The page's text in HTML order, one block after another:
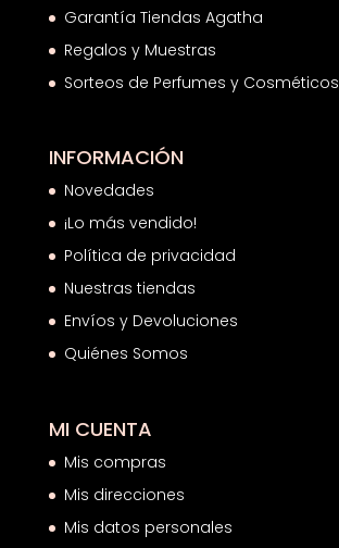
Garantía Tiendas Agatha
Regalos y Muestras
Sorteos de Perfumes y Cosméticos
INFORMACIÓN
Novedades
¡Lo más vendido!
Política de privacidad
Nuestras tiendas
Envíos y Devoluciones
Quiénes Somos
MI CUENTA
Mis compras
Mis direcciones
Mis datos personales